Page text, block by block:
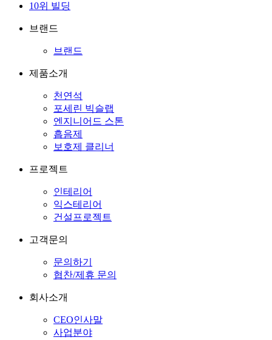
10위 빌딩
브랜드
브랜드
제품소개
천연석
포세린 빅슬랩
엔지니어드 스톤
흡음제
보호제 클리너
프로젝트
인테리어
익스테리어
건설프로젝트
고객문의
문의하기
협찬/제휴 문의
회사소개
CEO인사말
사업분야